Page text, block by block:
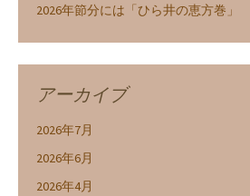
2026年節分には「ひら井の恵方巻」
アーカイブ
2026年7月
2026年6月
2026年4月